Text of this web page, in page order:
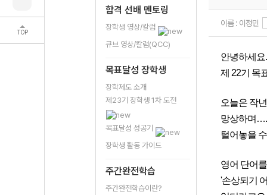
TOP
합격 선배 멘토링
장학생 영상/칼럼
큐브 영상/칼럼(QCC)
목표달성 장학생
장학제도 소개
제23기 장학생 1차 도전
목표달성 성공기
장학생 활동 가이드
주간완전학습
주간완전학습이란?
이름 : 이정민
안녕하세
제 22기 목
오늘은 작
망상하며….
털어놓을
영어 단어
'손상되기